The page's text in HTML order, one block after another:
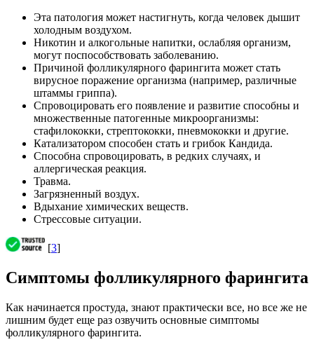
Эта патология может настигнуть, когда человек дышит
холодным воздухом.
Никотин и алкогольные напитки, ослабляя организм,
могут поспособствовать заболеванию.
Причиной фолликулярного фарингита может стать
вирусное поражение организма (например, различные
штаммы гриппа).
Спровоцировать его появление и развитие способны и
множественные патогенные микроорганизмы:
стафилококки, стрептококки, пневмококки и другие.
Катализатором способен стать и грибок Кандида.
Способна спровоцировать, в редких случаях, и
аллергическая реакция.
Травма.
Загрязненный воздух.
Вдыхание химических веществ.
Стрессовые ситуации.
[3]
Симптомы фолликулярного фарингита
Как начинается простуда, знают практически все, но все же не
лишним будет еще раз озвучить основные симптомы
фолликулярного фарингита.